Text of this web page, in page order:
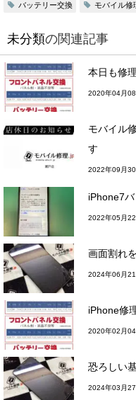
バッテリー交換 モバイル修
未分類の関連記事
本日も修
2020年04月08
モバイル
す
2022年09月30
iPhone7
2022年05月22
画面割れ
2024年06月21
iPhone修
2020年02月04
恐ろしい
2024年03月27